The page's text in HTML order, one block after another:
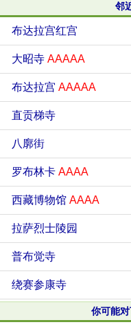
邻
布达拉宫红宫
大昭寺 AAAAA
布达拉宫 AAAAA
直贡梯寺
八廓街
罗布林卡 AAAA
西藏博物馆 AAAA
拉萨烈士陵园
普布觉寺
绕赛参康寺
你可能